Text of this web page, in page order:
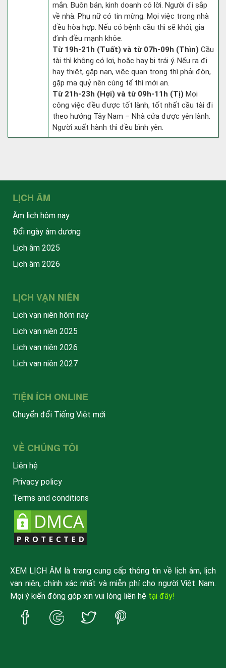
mắn. Buôn bán, kinh doanh có lời. Người đi sắp
về nhà. Phụ nữ có tin mừng. Mọi việc trong nhà
đều hòa hợp. Nếu có bệnh cầu thì sẽ khỏi, gia
đình đều mạnh khỏe.
Từ 19h-21h (Tuất) và từ 07h-09h (Thìn) Cầu
tài thì không có lợi, hoặc hay bị trái ý. Nếu ra đi
hay thiệt, gặp nạn, việc quan trọng thì phải đòn,
gặp ma quỷ nên cúng tế thì mới an.
Từ 21h-23h (Hợi) và từ 09h-11h (Tị) Mọi
công việc đều được tốt lành, tốt nhất cầu tài đi
theo hướng Tây Nam – Nhà cửa được yên lành.
Người xuất hành thì đều bình yên.
LỊCH ÂM
Âm lịch hôm nay
Đổi ngày âm dương
Lịch âm 2025
Lịch âm 2026
LỊCH VẠN NIÊN
Lịch vạn niên hôm nay
Lịch vạn niên 2025
Lịch vạn niên 2026
Lịch vạn niên 2027
TIỆN ÍCH ONLINE
Chuyển đổi Tiếng Việt mới
VỀ CHÚNG TÔI
Liên hệ
Privacy policy
Terms and conditions
XEM LỊCH ÂM là trang cung cấp thông tin về lịch âm, lịch
vạn niên, chính xác nhất và miễn phí cho người Việt Nam.
Mọi ý kiến đóng góp xin vui lòng liên hệ tại đây!
Trang
Facebook
Trang
Google
Trang
Twitter
Trang
Pinterest